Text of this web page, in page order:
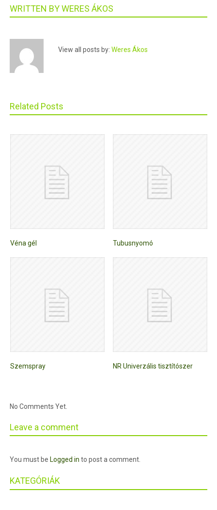
WRITTEN BYWERES ÁKOS
View all posts by: Weres Ákos
Related Posts
Véna gél Tubusnyomó
Szemspray NR Univerzális tisztítószer
No Comments Yet.
Leave a comment
You must be Logged in to post a comment.
KATEGÓRIÁK